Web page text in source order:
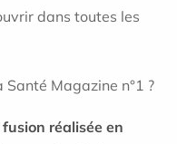
dans toutes les
Magazine n°1 ?
réalisée en